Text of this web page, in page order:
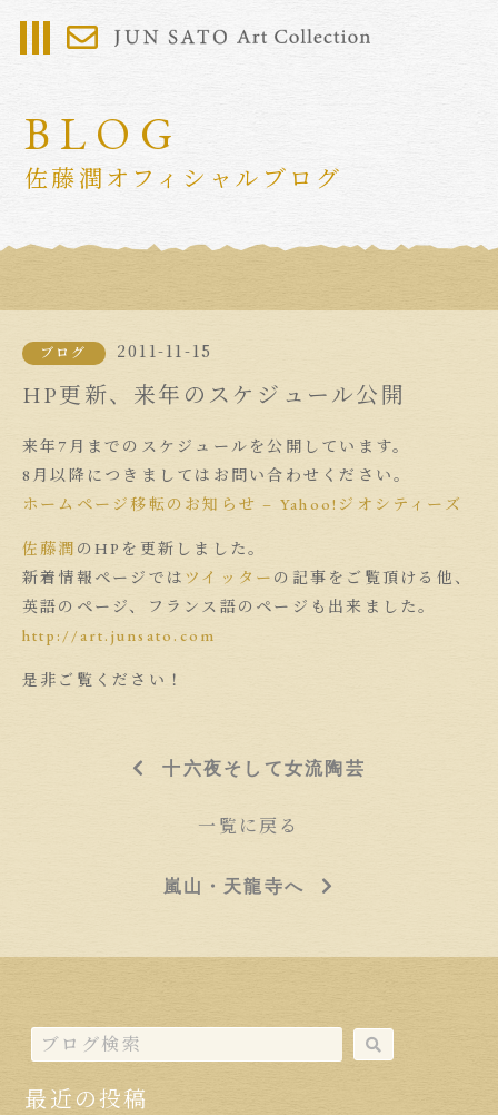
BLOG
佐藤潤オフィシャルブログ
ブログ 2011-11-15
HP更新、来年のスケジュール公開
来年7月までのスケジュールを公開しています。
8月以降につきましてはお問い合わせください。
ホームページ移転のお知らせ – Yahoo!ジオシティーズ
佐藤潤 のHPを更新しました。
新着情報ページでは ツイッター の記事をご覧頂ける他、
英語のページ、フランス語のページも出来ました。
http://art.junsato.com
是非ご覧ください！
十六夜そして女流陶芸
一覧に戻る
嵐山・天龍寺へ
最近の投稿